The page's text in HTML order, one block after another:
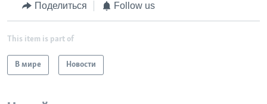
Поделиться Follow us
This item is part of
В мире Новости